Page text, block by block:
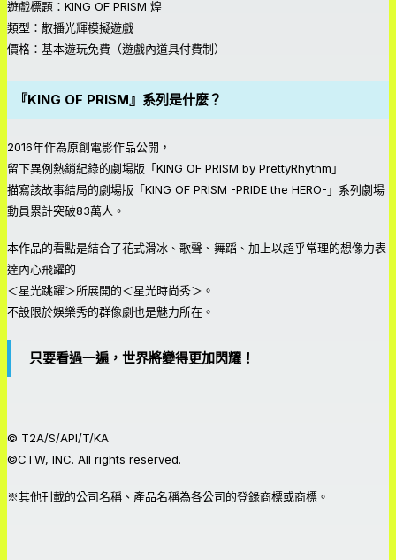
遊戲標題：KING OF PRISM 煌
類型：散播光輝模擬遊戲
價格：基本遊玩免費（遊戲內道具付費制）
『KING OF PRISM』系列是什麼？
2016年作為原創電影作品公開，
留下異例熱銷紀錄的劇場版「KING OF PRISM by PrettyRhythm」
描寫該故事結局的劇場版「KING OF PRISM -PRIDE the HERO-」系列劇場
動員累計突破83萬人。
本作品的看點是結合了花式滑冰、歌聲、舞蹈、加上以超乎常理的想像力表
達內心飛躍的
＜星光跳躍＞所展開的＜星光時尚秀＞。
不設限於娛樂秀的群像劇也是魅力所在。
只要看過一遍，世界將變得更加閃耀！
© T2A/S/API/T/KA
©CTW, INC. All rights reserved.
※其他刊載的公司名稱、產品名稱為各公司的登錄商標或商標。